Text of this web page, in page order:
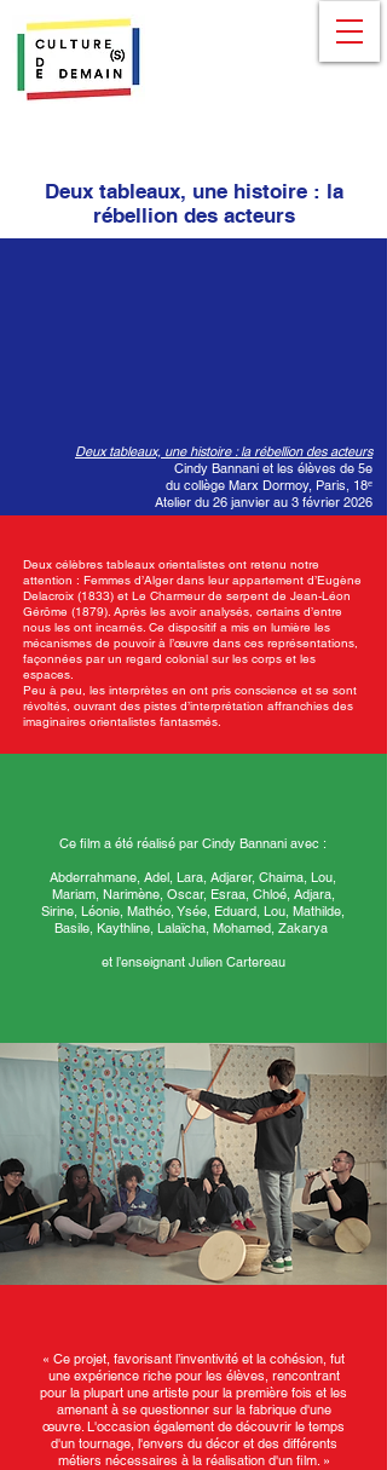
Deux tableaux, une histoire : la
rébellion des acteurs
Deux tableaux, une histoire : la rébellion des acteurs
Cindy Bannani et les élèves de 5e
du collège Marx Dormoy, Paris, 18ᵉ
Atelier du 26 janvier au 3 février 2026
Deux célèbres tableaux orientalistes ont retenu notre
attention : Femmes d’Alger dans leur appartement d’Eugène
Delacroix (1833) et Le Charmeur de serpent de Jean-Léon
Gérôme (1879). Après les avoir analysés, certains d’entre
nous les ont incarnés. Ce dispositif a mis en lumière les
mécanismes de pouvoir à l’œuvre dans ces représentations,
façonnées par un regard colonial sur les corps et les
espaces.
Peu à peu, les interprètes en ont pris conscience et se sont
révoltés, ouvrant des pistes d’interprétation affranchies des
imaginaires orientalistes fantasmés.
Ce film a été réalisé par Cindy Bannani avec :
Abderrahmane, Adel, Lara, Adjarer, Chaima, Lou,
Mariam, Narimène, Oscar, Esraa, Chloé, Adjara,
Sirine, Léonie, Mathéo, Ysée, Eduard, Lou, Mathilde,
Basile, Kaythline, Lalaïcha, Mohamed, Zakarya
et l’enseignant Julien Cartereau
« Ce projet, favorisant l’inventivité et la cohésion, fut
une expérience riche pour les élèves, rencontrant
pour la plupart une artiste pour la première fois et les
amenant à se questionner sur la fabrique d'une
œuvre. L'occasion également de découvrir le temps
d'un tournage, l'envers du décor et des différents
métiers nécessaires à la réalisation d'un film. »